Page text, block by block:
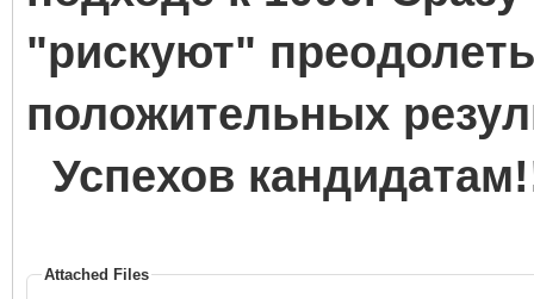
"рискуют"
положительных
Успехов
Attached Files